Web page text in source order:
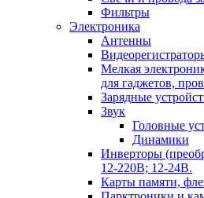
Фильтры
Электроника
Антенны
Мелкая
для гаджетов,
Зарядные
Звук
Головные
Динамики
Инверторы
12-220В; 12-24В.
Карты памяти,